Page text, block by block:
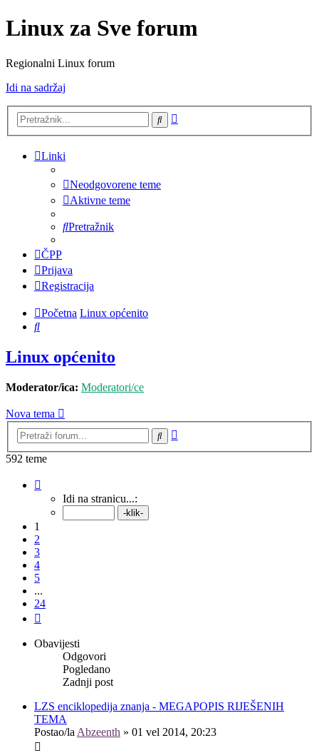
Linux za Sve forum
Regionalni Linux forum
Idi na sadržaj
Pretražnik
Linki
Neodgovorene teme
Aktivne teme
Pretražnik
ČPP
Prijava
Registracija
Početna Linux općenito
Pretražnik
Linux općenito
Moderator/ica: Moderatori/ce
Nova tema
Pretražnik
592 teme
24 .Idi na stranicu...:
1
2
3
4
5
...
24
Obavijesti
Odgovori
Pogledano
Zadnji post
LZS enciklopedija znanja - MEGAPOPIS RIJEŠENIH
TEMA
Postao/la Abzeenth » 01 vel 2014, 20:23